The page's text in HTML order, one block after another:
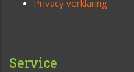
Privacy verklaring
Service